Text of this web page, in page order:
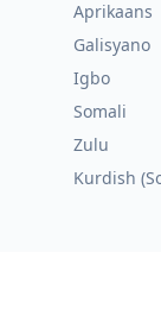
Aprikaans
Galisyano
Igbo
Somali
Zulu
Kurdish